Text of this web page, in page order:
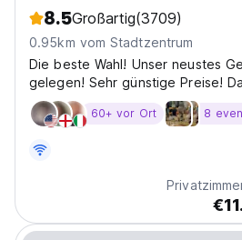
8.5Großartig(3709)
0.95km vom Stadtzentrum
Die beste Wahl! Unser neustes
gelegen! Sehr günstige Preise!
Herzen der Altstadt von Krakau.
von dem Wawel Schlossberg und
die...
60+ vor Ort 8